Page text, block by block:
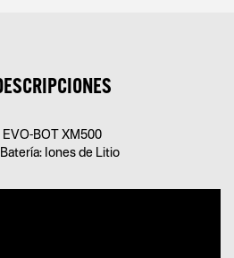
EVO-BOT XM500
Batería: Iones de Litio